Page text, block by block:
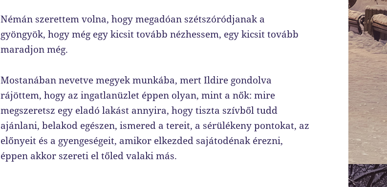
Némán szerettem volna, hogy megadóan szétszóródjanak a
gyöngyök, hogy még egy kicsit tovább nézhessem, egy kicsit tovább
maradjon még.
Mostanában nevetve megyek munkába, mert Ildire gondolva
rájöttem, hogy az ingatlanüzlet éppen olyan, mint a nők: mire
megszeretsz egy eladó lakást annyira, hogy tiszta szívből tudd
ajánlani, belakod egészen, ismered a tereit, a sérülékeny pontokat, az
előnyeit és a gyengeségeit, amikor elkezded sajátodénak érezni,
éppen akkor szereti el tőled valaki más.